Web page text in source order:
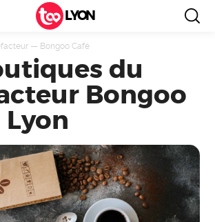
LYON
— Bongoo Café
du
Bongoo
Lyon